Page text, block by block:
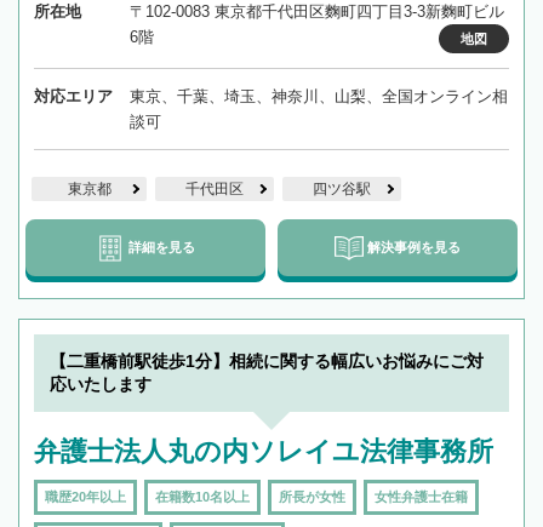
所在地
〒102-0083 東京都千代田区麴町四丁目3-3新麴町ビル
6階
地図
対応エリア
東京、千葉、埼玉、神奈川、山梨、全国オンライン相
談可
東京都 千代田区 四ツ谷駅
詳細を見る 解決事例を見る
【二重橋前駅徒歩1分】相続に関する幅広いお悩みにご対
応いたします
弁護士法人丸の内ソレイユ法律事務所
職歴20年以上 在籍数10名以上 所長が女性 女性弁護士在籍